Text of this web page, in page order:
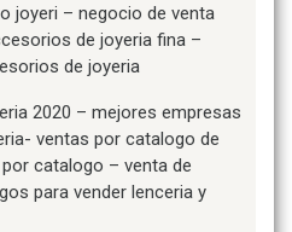
joyeri – negocio de venta
de joyeria fina –
de joyeria
2020 – mejores empresas
ventas por catalogo de
catalogo – venta de
para vender lenceria y